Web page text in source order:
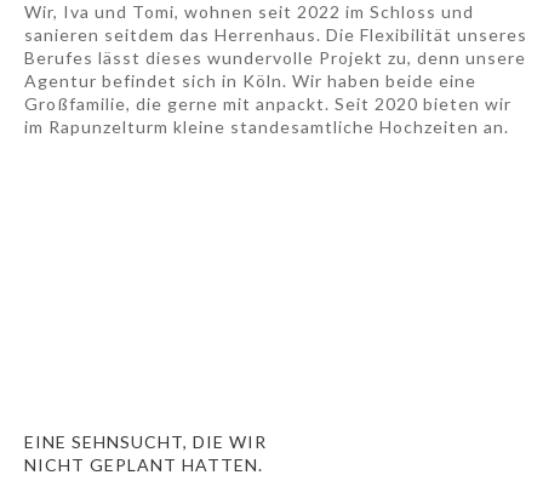
Wir, Iva und Tomi, wohnen seit 2022 im Schloss und
sanieren seitdem das Herrenhaus. Die Flexibilität unseres
Berufes lässt dieses wundervolle Projekt zu, denn unsere
Agentur befindet sich in Köln. Wir haben beide eine
Großfamilie, die gerne mit anpackt. Seit 2020 bieten wir
im Rapunzelturm kleine standesamtliche Hochzeiten an.
EINE SEHNSUCHT, DIE WIR
NICHT GEPLANT HATTEN.